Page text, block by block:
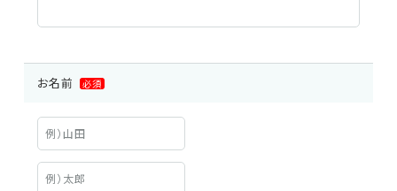
お名前 必須
車載用EMC試験器
その他